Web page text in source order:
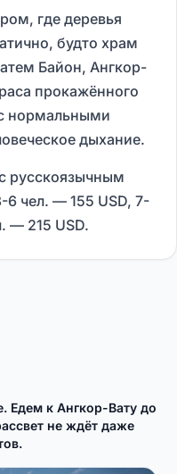
где деревья
будто храм
Байон, Ангкор-
прокажённого
нормальными
дыхание.
русскоязычным
6 чел. — 155 USD, 7-
— 215 USD.
Едем к Ангкор-Вату до
не ждёт даже